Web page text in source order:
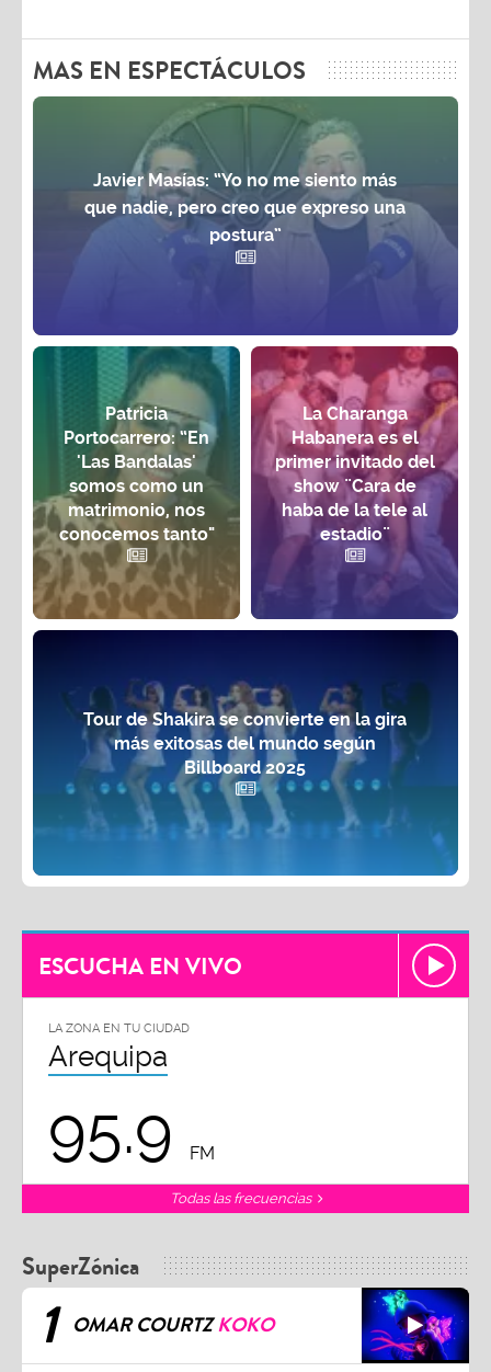
MAS EN ESPECTÁCULOS
Javier Masías: “Yo no me siento más
que nadie, pero creo que expreso una
postura”
Patricia
Portocarrero: “En
'Las Bandalas'
somos como un
matrimonio, nos
conocemos tanto"
La Charanga
Habanera es el
primer invitado del
show ¨Cara de
haba de la tele al
estadio¨
Tour de Shakira se convierte en la gira
más exitosas del mundo según
Billboard 2025
ESCUCHA EN VIVO
LA ZONA EN TU CIUDAD
Arequipa
95.9 FM
Todas las frecuencias
SuperZónica
1 OMAR COURTZKOKO